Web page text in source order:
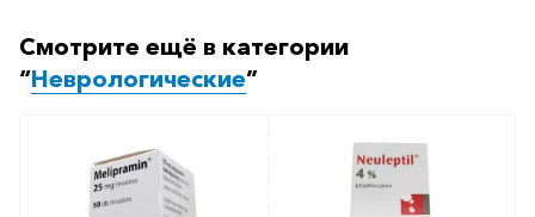
Смотрите ещё в категории
“Неврологические”